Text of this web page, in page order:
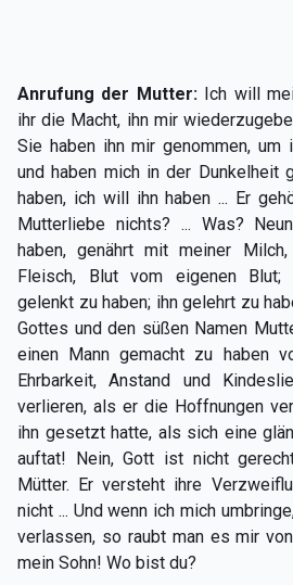
Anrufung der Mutter: Ich will
ihr die Macht, ihn mir
Sie haben ihn mir genommen, um
und haben mich in der Dunkelheit
haben, ich will ihn haben ... Er
Mutterliebe nichts? ... Was?
haben, genährt mit meiner
Fleisch, Blut vom eigenen
gelenkt zu haben; ihn gelehrt zu
Gottes und den süßen Namen
einen Mann gemacht zu haben
Ehrbarkeit, Anstand und
verlieren, als er die Hoffnungen
ihn gesetzt hatte, als sich eine
auftat! Nein, Gott ist nicht
Mütter. Er versteht ihre
nicht ... Und wenn ich mich
verlassen, so raubt man es mir
mein Sohn! Wo bist du?